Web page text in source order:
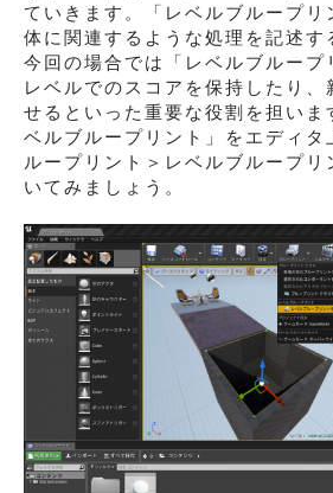
ていきます。「レベルブループリ
体に関連するような処理を記述す
今回の場合では「レベルブループ
レベルでのスコアを保持したり、
せるといった重要な役割を担いま
ベルブループリント」をエディタ
ループリント＞レベルブループリ
いてみましょう。